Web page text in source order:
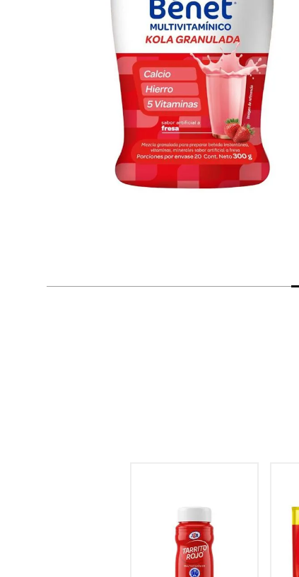
lácteos y refrigerados
vinos y licores
cuidado del bebé
otros
Mantequilla